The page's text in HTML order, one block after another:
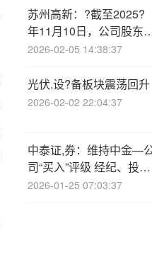
苏州高新：?截至2025?
年11月10日，公司股东
数为57212户
2026-02-05 14:38:37
光伏.设?备板块震荡回升
2026-02-02 22:04:37
中泰证,券：维持中金—
司“买入”评级 经纪、投资
带动增长
2026-01-25 07:03:37